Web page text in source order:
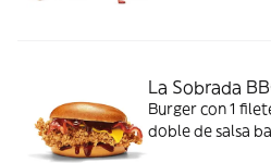
La Sobrada
Burger con 1
doble de salsa